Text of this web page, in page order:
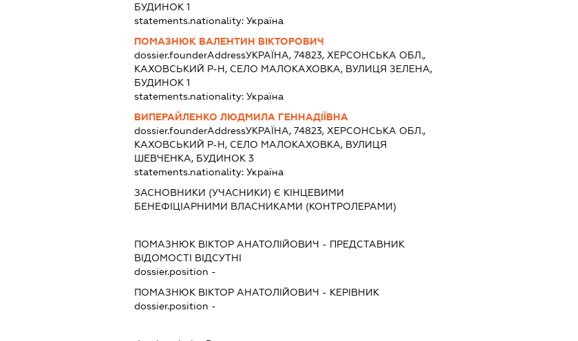
БУДИНОК 1
statements.nationality: Україна
ПОМАЗНЮК ВАЛЕНТИН ВІКТОРОВИЧ
dossier.founderAddressУКРАЇНА, 74823, ХЕРСОНСЬКА ОБЛ.,
КАХОВСЬКИЙ Р-Н, СЕЛО МАЛОКАХОВКА, ВУЛИЦЯ ЗЕЛЕНА,
БУДИНОК 1
statements.nationality: Україна
ВИПЕРАЙЛЕНКО ЛЮДМИЛА ГЕННАДІЇВНА
dossier.founderAddressУКРАЇНА, 74823, ХЕРСОНСЬКА ОБЛ.,
КАХОВСЬКИЙ Р-Н, СЕЛО МАЛОКАХОВКА, ВУЛИЦЯ
ШЕВЧЕНКА, БУДИНОК 3
statements.nationality: Україна
ЗАСНОВНИКИ (УЧАСНИКИ) Є КІНЦЕВИМИ
БЕНЕФІЦІАРНИМИ ВЛАСНИКАМИ (КОНТРОЛЕРАМИ)
ПОМАЗНЮК ВІКТОР АНАТОЛІЙОВИЧ - ПРЕДСТАВНИК
ВІДОМОСТІ ВІДСУТНІ
dossier.position -
ПОМАЗНЮК ВІКТОР АНАТОЛІЙОВИЧ - КЕРІВНИК
dossier.position -